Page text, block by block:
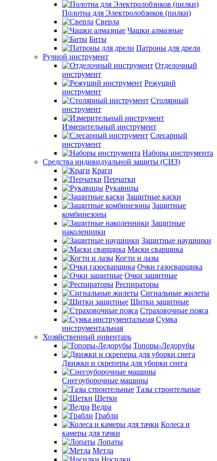
Полотна для Электролобзиков (пилки)
Сверла
Чашки алмазные
Биты
Патроны для дрели
Ручной инструмент
Отделочный
инструмент
Режущий
инструмент
Столярный
инструмент
Измерительный инструмент
Слесарный
инструмент
Наборы инструмента
Средства индивидуальной защиты (СИЗ)
Краги
Перчатки
Рукавицы
Защитные каски
Защитные
комбинезоны
Защитные
наколенники
Защитные наушники
Маски сварщика
Когти и лазы
Очки газосварщика
Очки защитные
Респираторы
Сигнальные жилеты
Щитки защитные
Страховочные пояса
Сумка
инструментальная
Хозяйственный инвентарь
Топоры-Ледорубы
Движки и скреперы для уборки снега
Снегоуборочные машины
Тазы строительные
Щетки
Ведра
Грабли
Колеса и
камеры для тачки
Лопаты
Метла
Носилки